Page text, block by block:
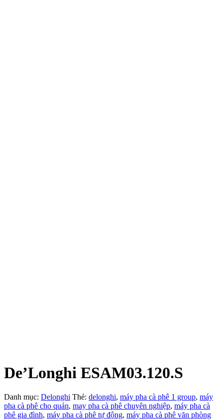
De’Longhi ESAM03.120.S
Danh mục: Delonghi Thẻ: delonghi, máy pha cà phê 1 group, máy
pha cà phê cho quán, may pha cà phê chuyên nghiệp, máy pha cà
phê gia đình, máy pha cà phê tự động, máy pha cà phê văn phòng